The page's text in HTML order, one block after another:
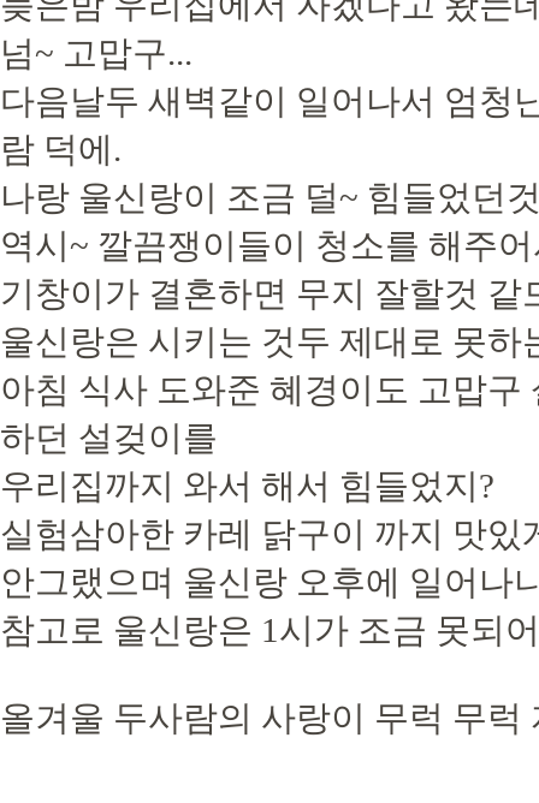
넘~ 고맙구...
다음날두 새벽같이 일어나서 엄청
람 덕에.
나랑 울신랑이 조금 덜~ 힘들었던
역시~ 깔끔쟁이들이 청소를 해주
기창이가 결혼하면 무지 잘할것
울신랑은 시키는 것두 제대로 못하
아침 식사 도와준 혜경이도 고맙
하던 설겆이를
우리집까지 와서 해서 힘들었지?
실험삼아한 카레 닭구이 까지 맛있
안그랬으며 울신랑 오후에 일어나
참고로 울신랑은 1시가 조금 못되
올겨울 두사람의 사랑이 무럭 무럭